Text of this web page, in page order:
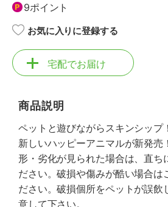
9ポイント
お気に入りに登録する
宅配でお届け
商品説明
ペットと遊びながらスキンシップ
新しいハッピーアニマルが新発売
形・劣化が見られた場合は、直ち
ださい。破損や傷みが酷い場合は
ださい。破損個所をペットが誤飲
意して下さい。